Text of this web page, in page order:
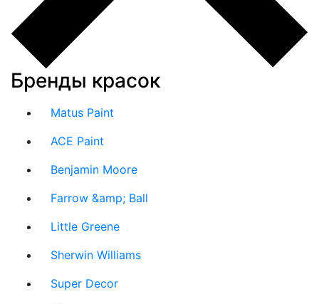
Бренды красок
Matus Paint
ACE Paint
Benjamin Moore
Farrow &amp; Ball
Little Greene
Sherwin Williams
Super Decor